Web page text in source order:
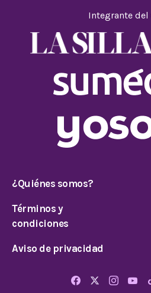
Integrante del
¿Quiénes somos?
Términos y
condiciones
Aviso de privacidad